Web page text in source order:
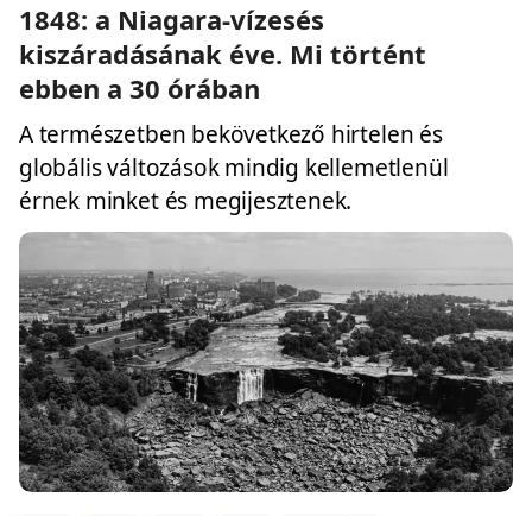
1848: a Niagara-vízesés
kiszáradásának éve. Mi történt
ebben a 30 órában
A természetben bekövetkező hirtelen és
globális változások mindig kellemetlenül
érnek minket és megijesztenek.